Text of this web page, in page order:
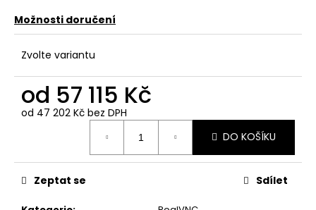
Možnosti doručení
Zvolte variantu
od 57 115 Kč
od 47 202 Kč bez DPH
DO KOŠÍKU
Zeptat se Sdílet
o
p
o
č
u
m
e